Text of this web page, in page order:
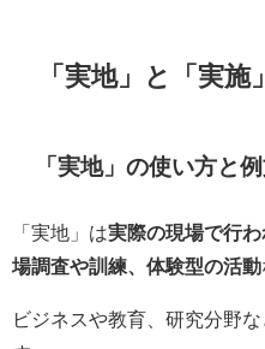
「実地」と「実
「実地」の使い方と
「実地」は実際の現場で行わ
場調査や訓練、体験型の活動
ビジネスや教育、研究分野